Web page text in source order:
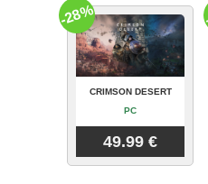
CRIMSON DESERT
PC
49.99 €
-28%